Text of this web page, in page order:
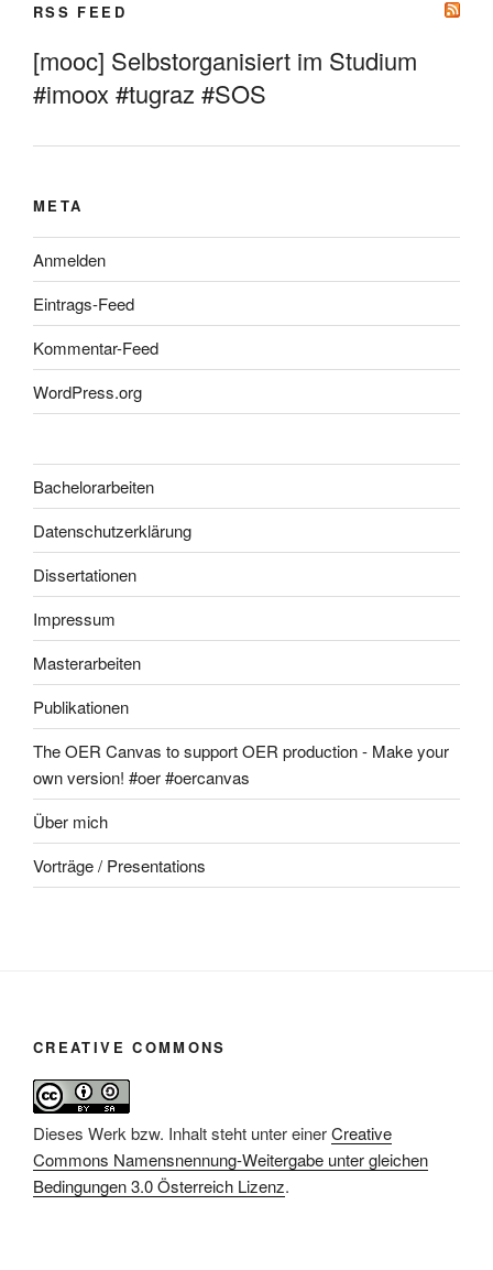
RSS FEED
[mooc] Selbstorganisiert im Studium
#imoox #tugraz #SOS
META
Anmelden
Eintrags-Feed
Kommentar-Feed
WordPress.org
Bachelorarbeiten
Datenschutzerklärung
Dissertationen
Impressum
Masterarbeiten
Publikationen
The OER Canvas to support OER production - Make your
own version! #oer #oercanvas
Über mich
Vorträge / Presentations
CREATIVE COMMONS
Dieses Werk bzw. Inhalt steht unter einerCreative
Commons Namensnennung-Weitergabe unter gleichen
Bedingungen 3.0 Österreich Lizenz.